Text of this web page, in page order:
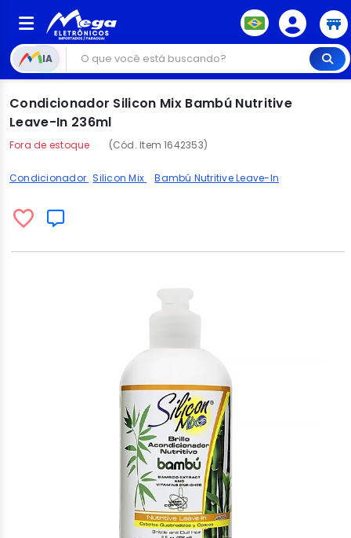
IA
Condicionador Silicon Mix Bambú Nutritive
Leave-In 236ml
Fora de estoque (Cód. Item 1642353)
Condicionador Silicon Mix Bambú Nutritive Leave-In